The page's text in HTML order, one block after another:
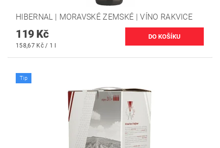
HIBERNAL | MORAVSKÉ ZEMSKÉ | VÍNO RAKVICE
119 Kč
158,67 Kč / 1 l
Tip